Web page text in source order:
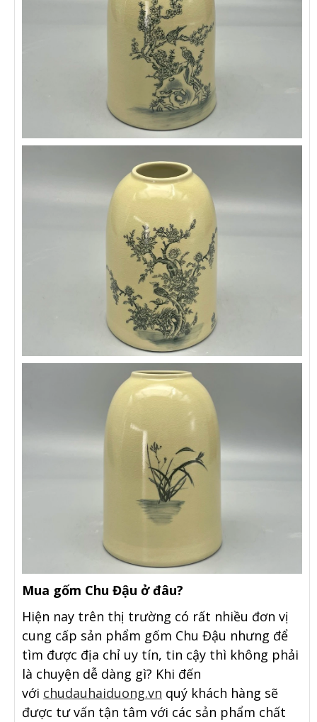
Mua gốm Chu Đậu ở đâu?
Hiện nay trên thị trường có rất nhiều đơn vị
cung cấp sản phẩm gốm Chu Đậu nhưng để
tìm được địa chỉ uy tín, tin cậy thì không phải
là chuyện dễ dàng gì? Khi đến
với chudauhaiduong.vn quý khách hàng sẽ
được tư vấn tận tâm với các sản phẩm chất